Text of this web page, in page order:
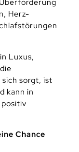
Herz-
Luxus,
sorgt, ist
kann in
Chance